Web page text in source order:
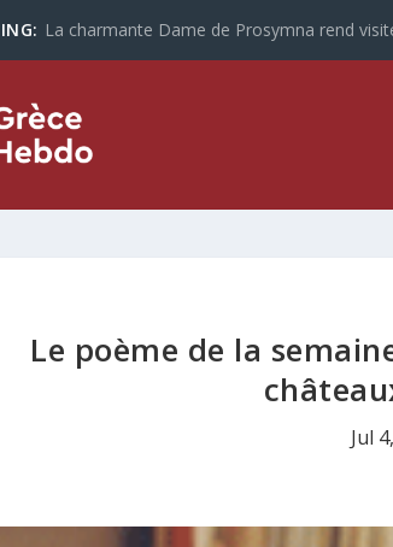
Les touristes plus que jamais optent pour la
Le poème de la
Jul